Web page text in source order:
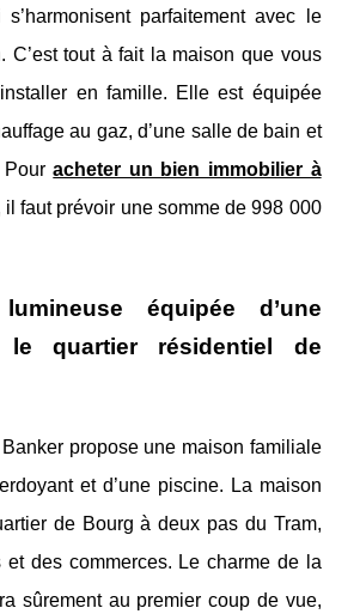
parfaitement avec le
C’est tout à fait la maison que vous
en famille. Elle est équipée
au gaz, d’une salle de bain et
Pouracheter un bien immobilier à
il faut prévoir une somme de 998 000
équipée d’une
le quartier résidentiel de
Banker propose une maison familiale
et d’une piscine. La maison
de Bourg à deux pas du Tram,
des commerces. Le charme de la
sûrement au premier coup de vue,